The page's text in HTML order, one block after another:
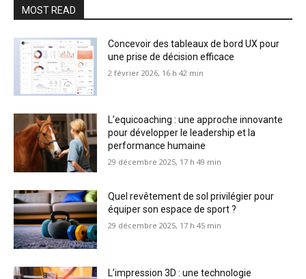
MOST READ
Concevoir des tableaux de bord UX pour
une prise de décision efficace
2 février 2026, 16 h 42 min
L’equicoaching : une approche innovante
pour développer le leadership et la
performance humaine
29 décembre 2025, 17 h 49 min
Quel revêtement de sol privilégier pour
équiper son espace de sport ?
29 décembre 2025, 17 h 45 min
L’impression 3D : une technologie